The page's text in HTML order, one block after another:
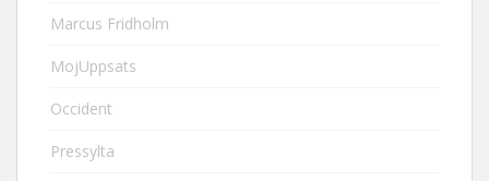
Marcus Fridholm
MojUppsats
Occident
Pressylta